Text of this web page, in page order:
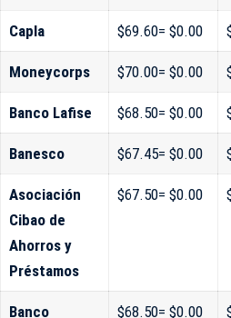
Capla $69.60= $0.00
Moneycorps $70.00= $0.00
Banco Lafise $68.50= $0.00
Banesco $67.45= $0.00
Asociación
Cibao de
Ahorros y
Préstamos
$67.50= $0.00
Banco
$68.50= $0.00